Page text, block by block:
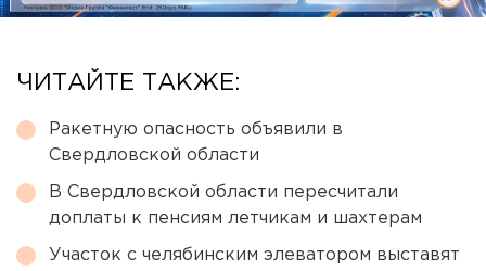
ЧИТАЙТЕ ТАКЖЕ:
Ракетную опасность объявили в
Свердловской области
В Свердловской области пересчитали
доплаты к пенсиям летчикам и шахтерам
Участок с челябинским элеватором выставят